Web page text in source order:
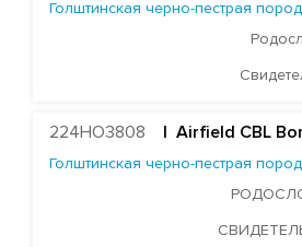
Mr Mega-Dare 54596-ET
X Redrock-View Klutch-ET
KCCK Pet Adidas-Red-ET
Голштинская черно-пестрая
224HO3808 | Airfield CBL
Голштинская черно-пестрая